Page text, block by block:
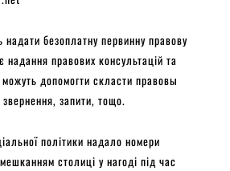
безоплатну первинну правову
правових консультацій та
допомогти скласти правовы
запити, тощо.
політики надало номери
столиці у нагоді під час